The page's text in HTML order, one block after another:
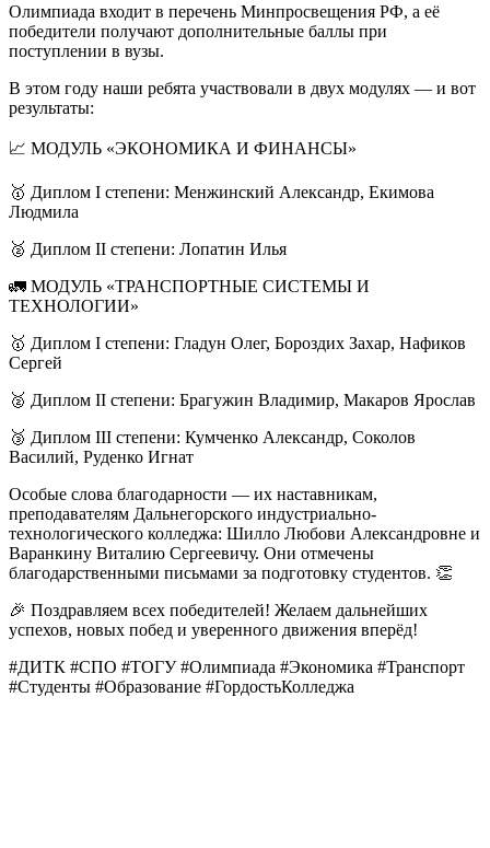
Олимпиада входит в перечень Минпросвещения РФ, а её
победители получают дополнительные баллы при
поступлении в вузы.
В этом году наши ребята участвовали в двух модулях — и вот
результаты:
📈 МОДУЛЬ «ЭКОНОМИКА И ФИНАНСЫ»
🥇 Диплом I степени: Менжинский Александр, Екимова
Людмила
🥈 Диплом II степени: Лопатин Илья
🚛 МОДУЛЬ «ТРАНСПОРТНЫЕ СИСТЕМЫ И
ТЕХНОЛОГИИ»
🥇 Диплом I степени: Гладун Олег, Бороздих Захар, Нафиков
Сергей
🥈 Диплом II степени: Брагужин Владимир, Макаров Ярослав
🥉 Диплом III степени: Кумченко Александр, Соколов
Василий, Руденко Игнат
Особые слова благодарности — их наставникам,
преподавателям Дальнегорского индустриально-
технологического колледжа: Шилло Любови Александровне и
Варанкину Виталию Сергеевичу. Они отмечены
благодарственными письмами за подготовку студентов. 👏
🎉 Поздравляем всех победителей! Желаем дальнейших
успехов, новых побед и уверенного движения вперёд!
#ДИТК #СПО #ТОГУ #Олимпиада #Экономика #Транспорт
#Студенты #Образование #ГордостьКолледжа